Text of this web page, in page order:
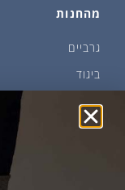
מהחנות
גרביים
ביגוד
פקעות ובצלים